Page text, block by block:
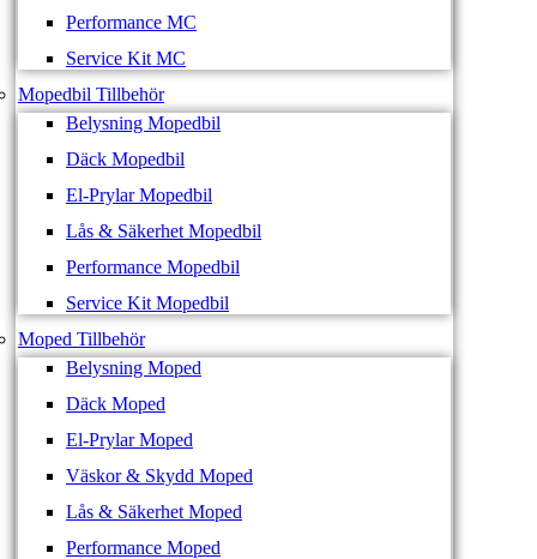
Performance MC
Service Kit MC
Mopedbil Tillbehör
Belysning Mopedbil
Däck Mopedbil
El-Prylar Mopedbil
Lås & Säkerhet Mopedbil
Performance Mopedbil
Service Kit Mopedbil
Moped Tillbehör
Belysning Moped
Däck Moped
El-Prylar Moped
Väskor & Skydd Moped
Lås & Säkerhet Moped
Performance Moped